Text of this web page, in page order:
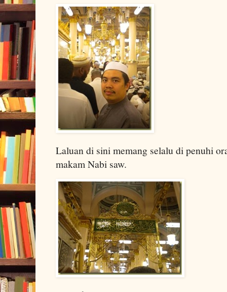
Laluan di sini memang selalu di penuhi
makam Nabi saw.